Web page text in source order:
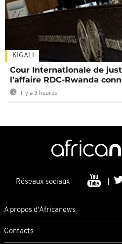
KIGALI
Cour Internationale de
l'affaire RDC-Rwanda
Il y a 3 heures
Réseaux sociaux
A propos d'Africanews
Contacts